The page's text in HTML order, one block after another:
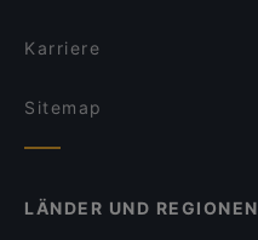
Karriere
Sitemap
LÄNDER UND REGIONEN